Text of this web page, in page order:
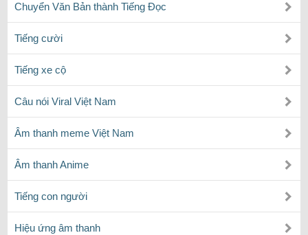
Chuyển Văn Bản thành Tiếng Đọc
Tiếng cười
Tiếng xe cộ
Câu nói Viral Việt Nam
Âm thanh meme Việt Nam
Âm thanh Anime
Tiếng con người
Hiệu ứng âm thanh